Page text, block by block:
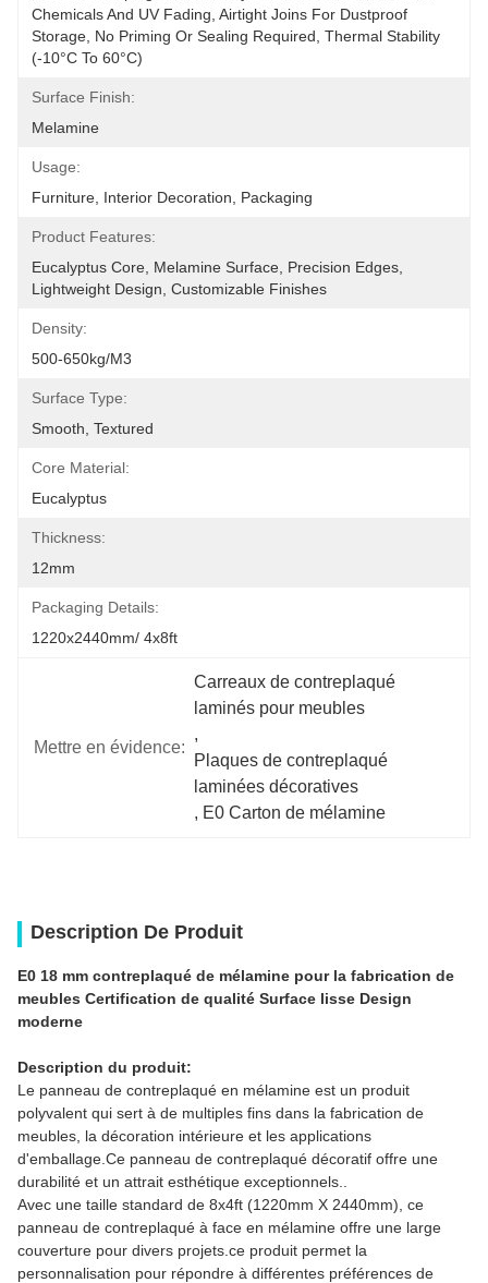
Chemicals And UV Fading, Airtight Joins For Dustproof
Storage, No Priming Or Sealing Required, Thermal Stability
(-10°C To 60°C)
Surface Finish:
Melamine
Usage:
Furniture, Interior Decoration, Packaging
Product Features:
Eucalyptus Core, Melamine Surface, Precision Edges,
Lightweight Design, Customizable Finishes
Density:
500-650kg/m3
Surface Type:
Smooth, Textured
Core Material:
Eucalyptus
Thickness:
12mm
Packaging Details:
1220x2440mm/ 4x8ft
Mettre en évidence:
Carreaux de contreplaqué
laminés pour meubles
,
Plaques de contreplaqué
laminées décoratives
, E0 Carton de mélamine
Description De Produit
E0 18 mm contreplaqué de mélamine pour la fabrication de
meubles Certification de qualité Surface lisse Design
moderne
Description du produit:
Le panneau de contreplaqué en mélamine est un produit
polyvalent qui sert à de multiples fins dans la fabrication de
meubles, la décoration intérieure et les applications
d'emballage.Ce panneau de contreplaqué décoratif offre une
durabilité et un attrait esthétique exceptionnels..
Avec une taille standard de 8x4ft (1220mm X 2440mm), ce
panneau de contreplaqué à face en mélamine offre une large
couverture pour divers projets.ce produit permet la
personnalisation pour répondre à différentes préférences de